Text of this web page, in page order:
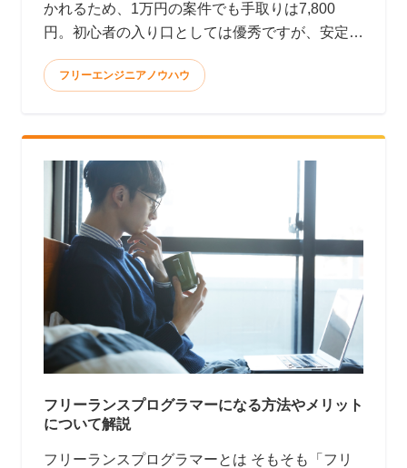
かれるため、1万円の案件でも手取りは7,800
円。初心者の入り口としては優秀ですが、安定
フリーエンジニアノウハウ
フリーランスプログラマーになる方法やメリット
について解説
フリーランスプログラマーとは そもそも「フリ